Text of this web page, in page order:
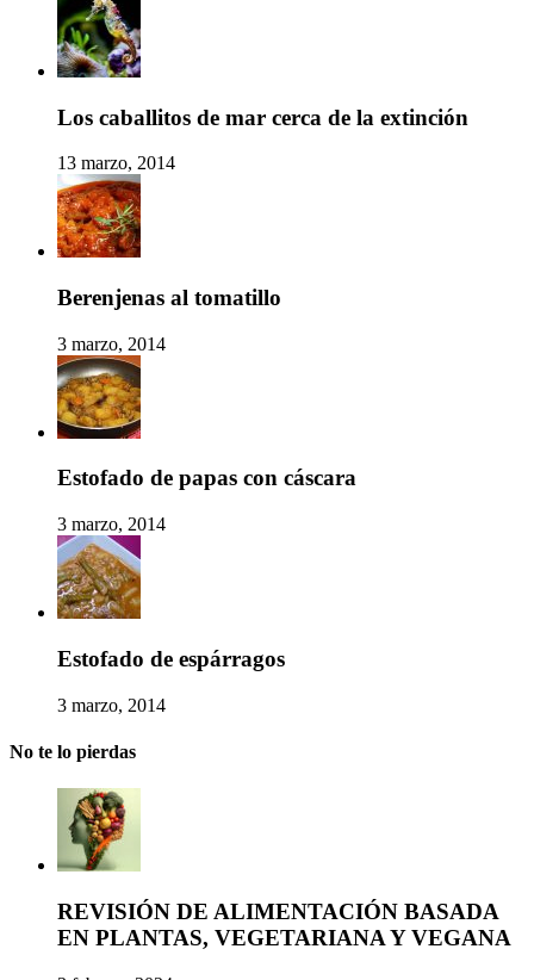
Los caballitos de mar cerca de la extinción
13 marzo, 2014
Berenjenas al tomatillo
3 marzo, 2014
Estofado de papas con cáscara
3 marzo, 2014
Estofado de espárragos
3 marzo, 2014
No te lo pierdas
REVISIÓN DE ALIMENTACIÓN BASADA
EN PLANTAS, VEGETARIANA Y VEGANA